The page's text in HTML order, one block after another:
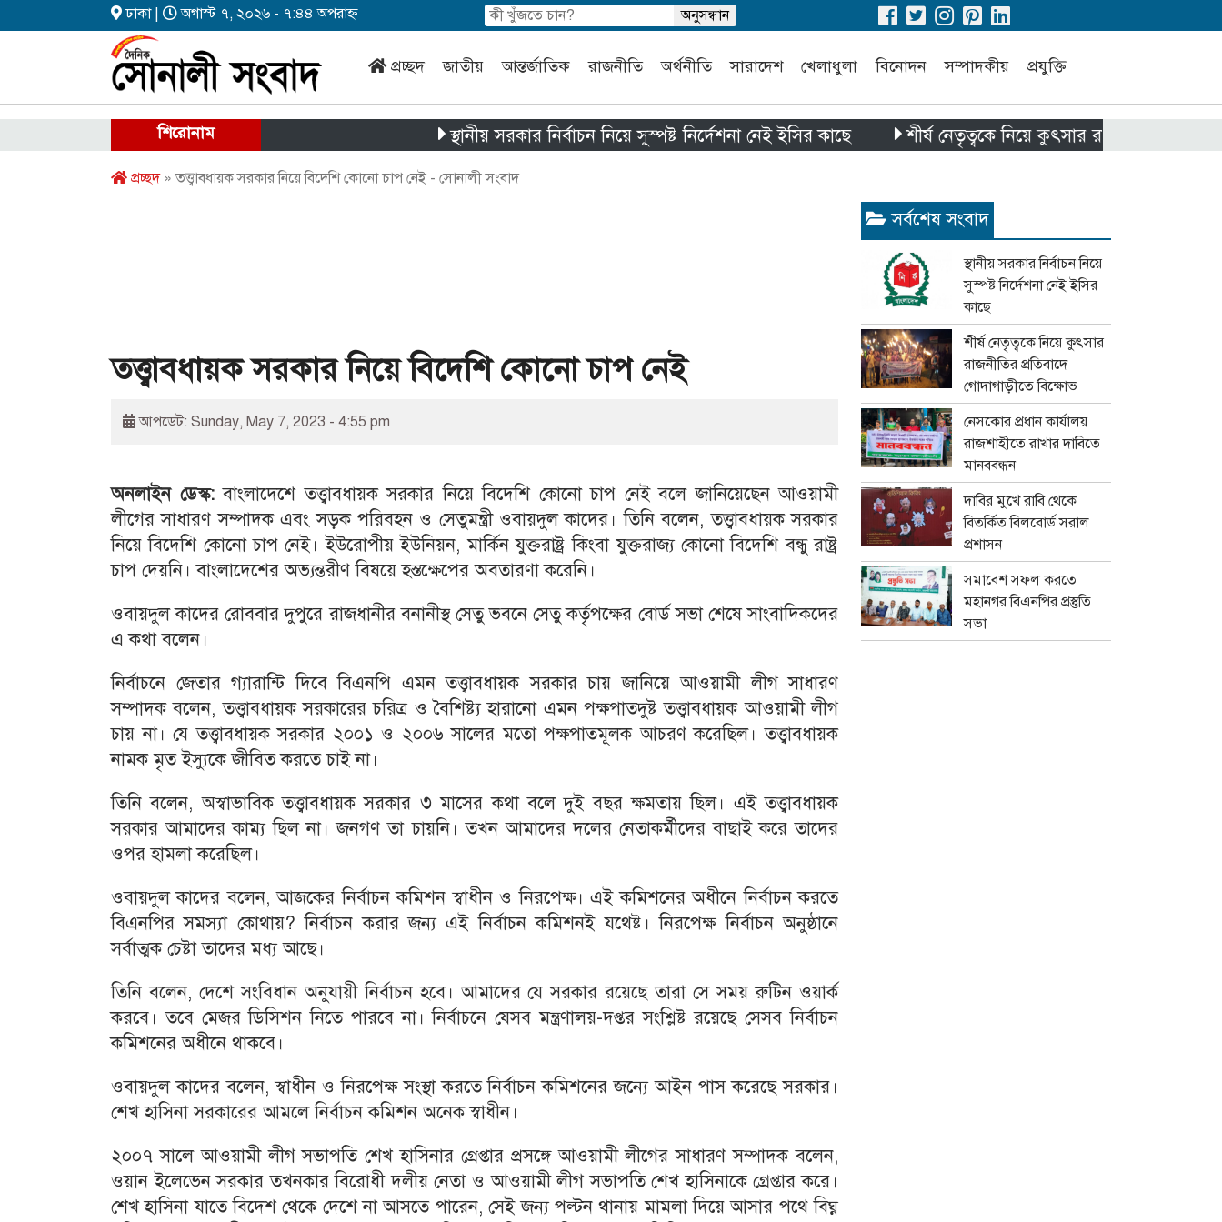
ঢাকা | অগাস্ট ৭, ২০২৬ - ৭:৪৪ অপরাহ্ন
প্রচ্ছদ জাতীয় আন্তর্জাতিক রাজনীতি অর্থনীতি সারাদেশ খেলাধুলা বিনোদন সম্পাদকীয় প্রযুক্তি
শিরোনাম স্থানীয় সরকার নির্বাচন নিয়ে সুস্পষ্ট নির্দেশনা নেই ইসির কাছে শীর্ষ নেতৃত্বকে নিয়ে কুৎসার রাজনীতির প্রতিবাদে
প্রচ্ছদ» তত্ত্বাবধায়ক সরকার নিয়ে বিদেশি কোনো চাপ নেই - সোনালী সংবাদ
তত্ত্বাবধায়ক সরকার নিয়ে বিদেশি কোনো চাপ নেই
আপডেট: Sunday, May 7, 2023 - 4:55 pm
অনলাইন ডেস্ক:বাংলাদেশে তত্ত্বাবধায়ক সরকার নিয়ে বিদেশি কোনো চাপ নেই বলে জানিয়েছেন আওয়ামী
লীগের সাধারণ সম্পাদক এবং সড়ক পরিবহন ও সেতুমন্ত্রী ওবায়দুল কাদের। তিনি বলেন, তত্ত্বাবধায়ক সরকার
নিয়ে বিদেশি কোনো চাপ নেই। ইউরোপীয় ইউনিয়ন, মার্কিন যুক্তরাষ্ট্র কিংবা যুক্তরাজ্য কোনো বিদেশি বন্ধু রাষ্ট্র
চাপ দেয়নি। বাংলাদেশের অভ্যন্তরীণ বিষয়ে হস্তক্ষেপের অবতারণা করেনি।
ওবায়দুল কাদের রোববার দুপুরে রাজধানীর বনানীস্থ সেতু ভবনে সেতু কর্তৃপক্ষের বোর্ড সভা শেষে সাংবাদিকদের
এ কথা বলেন।
নির্বাচনে জেতার গ্যারান্টি দিবে বিএনপি এমন তত্ত্বাবধায়ক সরকার চায় জানিয়ে আওয়ামী লীগ সাধারণ
সম্পাদক বলেন, তত্ত্বাবধায়ক সরকারের চরিত্র ও বৈশিষ্ট্য হারানো এমন পক্ষপাতদুষ্ট তত্ত্বাবধায়ক আওয়ামী লীগ
চায় না। যে তত্ত্বাবধায়ক সরকার ২০০১ ও ২০০৬ সালের মতো পক্ষপাতমূলক আচরণ করেছিল। তত্ত্বাবধায়ক
নামক মৃত ইস্যুকে জীবিত করতে চাই না।
তিনি বলেন, অস্বাভাবিক তত্ত্বাবধায়ক সরকার ৩ মাসের কথা বলে দুই বছর ক্ষমতায় ছিল। এই তত্ত্বাবধায়ক
সরকার আমাদের কাম্য ছিল না। জনগণ তা চায়নি। তখন আমাদের দলের নেতাকর্মীদের বাছাই করে তাদের
ওপর হামলা করেছিল।
ওবায়দুল কাদের বলেন, আজকের নির্বাচন কমিশন স্বাধীন ও নিরপেক্ষ। এই কমিশনের অধীনে নির্বাচন করতে
বিএনপির সমস্যা কোথায়? নির্বাচন করার জন্য এই নির্বাচন কমিশনই যথেষ্ট। নিরপেক্ষ নির্বাচন অনুষ্ঠানে
সর্বাত্মক চেষ্টা তাদের মধ্য আছে।
তিনি বলেন, দেশে সংবিধান অনুযায়ী নির্বাচন হবে। আমাদের যে সরকার রয়েছে তারা সে সময় রুটিন ওয়ার্ক
করবে। তবে মেজর ডিসিশন নিতে পারবে না। নির্বাচনে যেসব মন্ত্রণালয়-দপ্তর সংশ্লিষ্ট রয়েছে সেসব নির্বাচন
কমিশনের অধীনে থাকবে।
ওবায়দুল কাদের বলেন, স্বাধীন ও নিরপেক্ষ সংস্থা করতে নির্বাচন কমিশনের জন্যে আইন পাস করেছে সরকার।
শেখ হাসিনা সরকারের আমলে নির্বাচন কমিশন অনেক স্বাধীন।
২০০৭ সালে আওয়ামী লীগ সভাপতি শেখ হাসিনার গ্রেপ্তার প্রসঙ্গে আওয়ামী লীগের সাধারণ সম্পাদক বলেন,
ওয়ান ইলেভেন সরকার তখনকার বিরোধী দলীয় নেতা ও আওয়ামী লীগ সভাপতি শেখ হাসিনাকে গ্রেপ্তার করে।
শেখ হাসিনা যাতে বিদেশ থেকে দেশে না আসতে পারেন, সেই জন্য পল্টন থানায় মামলা দিয়ে আসার পথে বিঘ্ন
সর্বশেষ সংবাদ
স্থানীয় সরকার নির্বাচন নিয়ে
সুস্পষ্ট নির্দেশনা নেই ইসির
কাছে
শীর্ষ নেতৃত্বকে নিয়ে কুৎসার
রাজনীতির প্রতিবাদে
গোদাগাড়ীতে বিক্ষোভ
নেসকোর প্রধান কার্যালয়
রাজশাহীতে রাখার দাবিতে
মানববন্ধন
দাবির মুখে রাবি থেকে
বিতর্কিত বিলবোর্ড সরাল
প্রশাসন
সমাবেশ সফল করতে
মহানগর বিএনপির প্রস্তুতি
সভা